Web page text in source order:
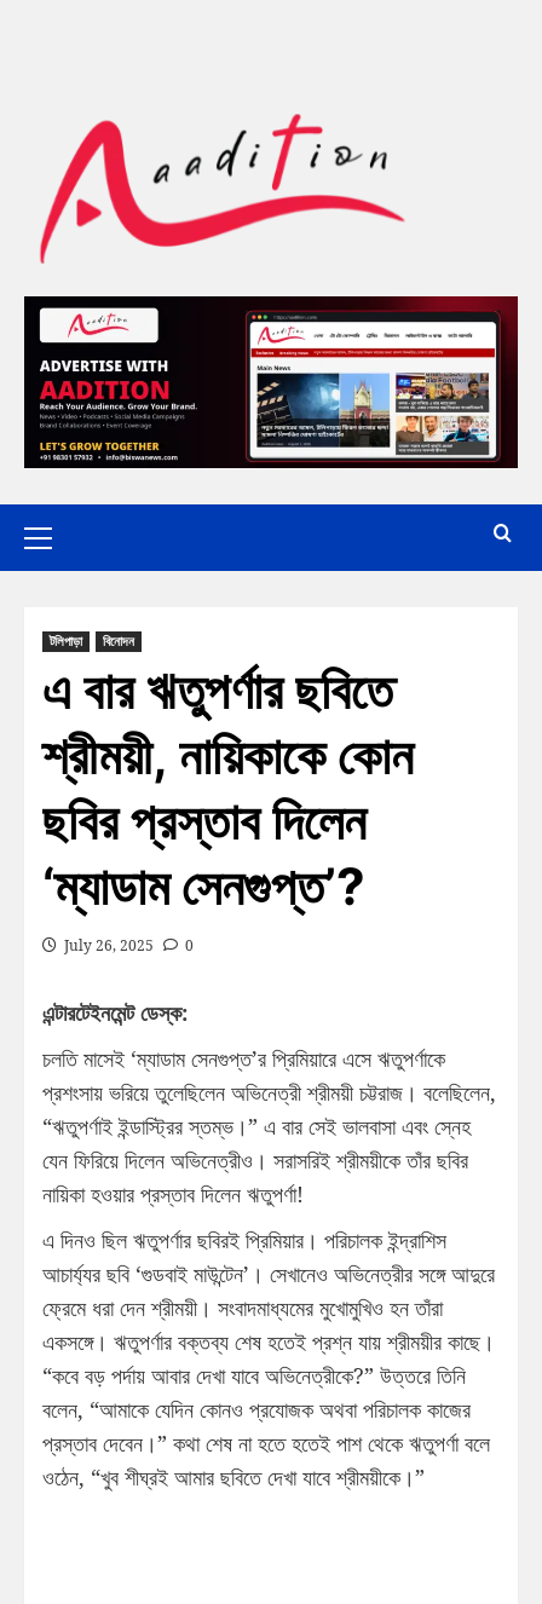
টলিপাড়া বিনোদন
এ বার ঋতুপর্ণার ছবিতে
শ্রীময়ী, নায়িকাকে কোন
ছবির প্রস্তাব দিলেন
‘ম্যাডাম সেনগুপ্ত’?
July 26, 2025 0
এন্টারটেইনমেন্ট ডেস্ক:
চলতি মাসেই ‘ম্যাডাম সেনগুপ্ত’র প্রিমিয়ারে এসে ঋতুপর্ণাকে
প্রশংসায় ভরিয়ে তুলেছিলেন অভিনেত্রী শ্রীময়ী চট্টরাজ। বলেছিলেন,
“ঋতুপর্ণাই ইন্ডাস্ট্রির স্তম্ভ।” এ বার সেই ভালবাসা এবং স্নেহ
যেন ফিরিয়ে দিলেন অভিনেত্রীও। সরাসরিই শ্রীময়ীকে তাঁর ছবির
নায়িকা হওয়ার প্রস্তাব দিলেন ঋতুপর্ণা!
এ দিনও ছিল ঋতুপর্ণার ছবিরই প্রিমিয়ার। পরিচালক ইন্দ্রাশিস
আচার্য্যর ছবি ‘গুডবাই মাউন্টেন’। সেখানেও অভিনেত্রীর সঙ্গে আদুরে
ফ্রেমে ধরা দেন শ্রীময়ী। সংবাদমাধ্যমের মুখোমুখিও হন তাঁরা
একসঙ্গে। ঋতুপর্ণার বক্তব্য শেষ হতেই প্রশ্ন যায় শ্রীময়ীর কাছে।
“কবে বড় পর্দায় আবার দেখা যাবে অভিনেত্রীকে?” উত্তরে তিনি
বলেন, “আমাকে যেদিন কোনও প্রযোজক অথবা পরিচালক কাজের
প্রস্তাব দেবেন।” কথা শেষ না হতে হতেই পাশ থেকে ঋতুপর্ণা বলে
ওঠেন, “খুব শীঘ্রই আমার ছবিতে দেখা যাবে শ্রীময়ীকে।”